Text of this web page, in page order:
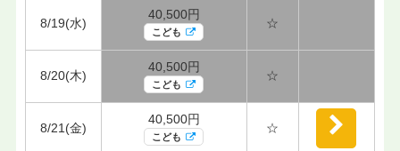
8/19(水)
40,500円
こども
☆
8/20(木)
40,500円
こども
☆
8/21(金)
40,500円
こども
☆